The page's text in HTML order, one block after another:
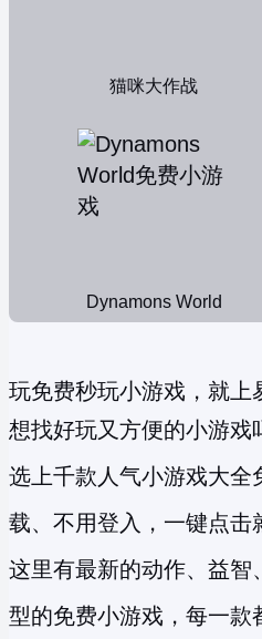
猫咪大作战
Dynamons World
玩免费秒玩小游戏，就上
想找好玩又方便的小游戏
选上千款人气小游戏大全
载、不用登入，一键点击
这里有最新的动作、益智
型的免费小游戏 ，每一